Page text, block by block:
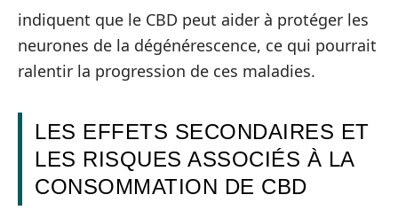
indiquent que le CBD peut aider à protéger les
neurones de la dégénérescence, ce qui pourrait
ralentir la progression de ces maladies.
LES EFFETS SECONDAIRES ET
LES RISQUES ASSOCIÉS À LA
CONSOMMATION DE CBD